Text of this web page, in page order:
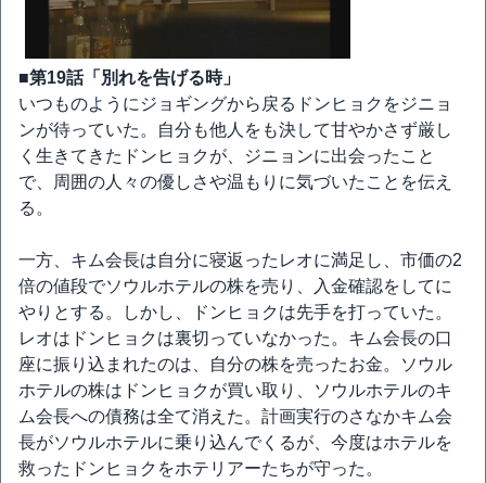
■第19話「別れを告げる時」
いつものようにジョギングから戻るドンヒョクをジニョ
ンが待っていた。自分も他人をも決して甘やかさず厳し
く生きてきたドンヒョクが、ジニョンに出会ったこと
で、周囲の人々の優しさや温もりに気づいたことを伝え
る。
一方、キム会長は自分に寝返ったレオに満足し、市価の2
倍の値段でソウルホテルの株を売り、入金確認をしてに
やりとする。しかし、ドンヒョクは先手を打っていた。
レオはドンヒョクは裏切っていなかった。キム会長の口
座に振り込まれたのは、自分の株を売ったお金。ソウル
ホテルの株はドンヒョクが買い取り、ソウルホテルのキ
ム会長への債務は全て消えた。計画実行のさなかキム会
長がソウルホテルに乗り込んでくるが、今度はホテルを
救ったドンヒョクをホテリアーたちが守った。